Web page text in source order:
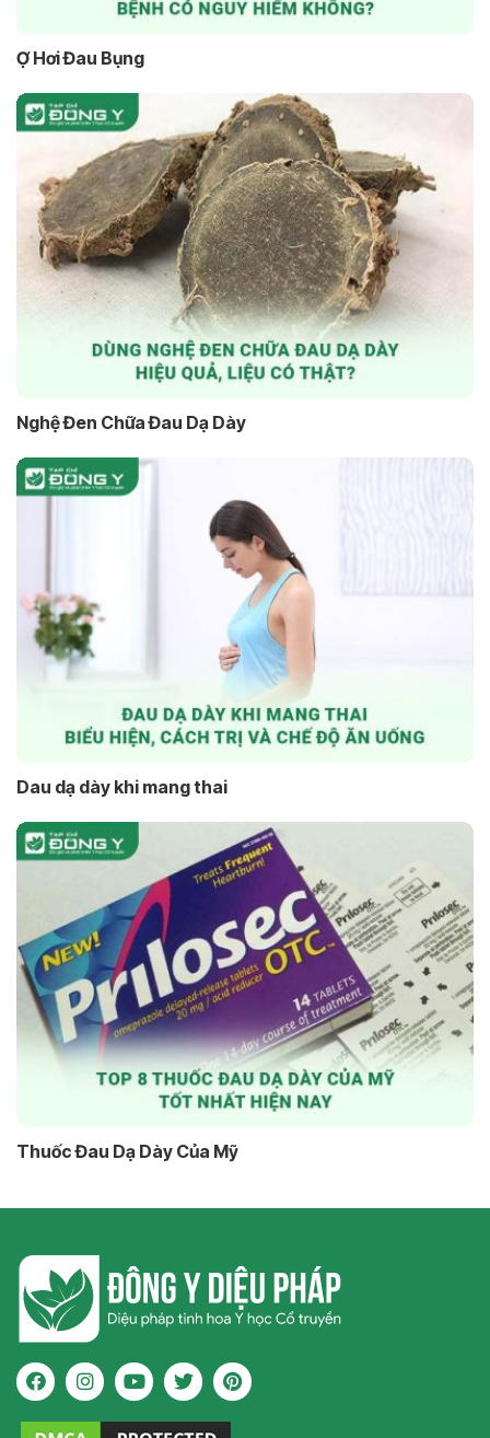
Ợ Hơi Đau Bụng
Nghệ Đen Chữa Đau Dạ Dày
Dau dạ dày khi mang thai
Thuốc Đau Dạ Dày Của Mỹ